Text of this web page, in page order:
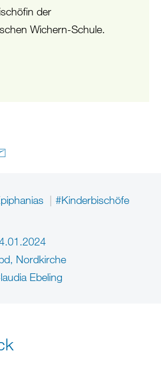
der
Wichern-Schule.
#Kinderbischöfe
Nordkirche
Ebeling